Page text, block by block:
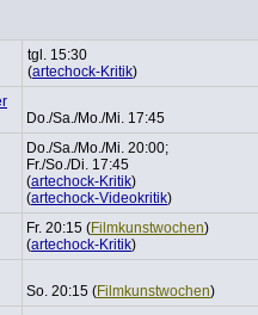
tgl. 15:30
(artechock-Kritik)
Do./Sa./Mo./Mi. 17:45
Do./Sa./Mo./Mi. 20:00;
Fr./So./Di. 17:45
(artechock-Kritik)
(artechock-Videokritik)
Fr. 20:15 (Film­kunst­wo­chen)
(artechock-Kritik)
So. 20:15 (Film­kunst­wo­chen)